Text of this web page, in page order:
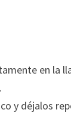
en la
y déjalos